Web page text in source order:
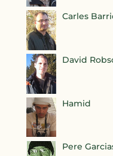
Carles
David
Hamid
Pere